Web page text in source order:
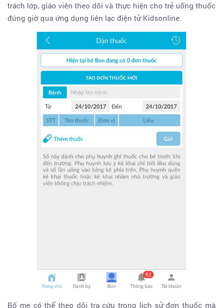
trách lớp, giáo viên theo dõi và thực hiện cho trẻ uống thuốc
đúng giờ qua ứng dụng liên lạc điện tử Kidsonline.
Bố mẹ có thể theo dõi tra cứu trong lịch sử đơn thuốc mà